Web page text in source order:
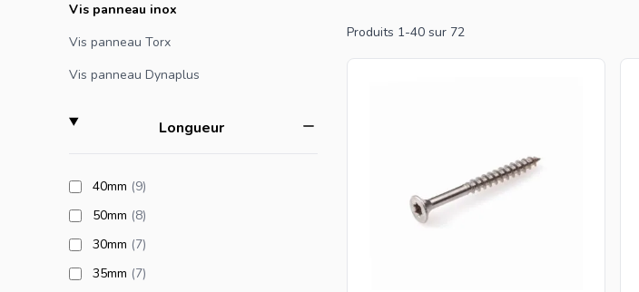
Vis panneau inox
Vis panneau Torx
Vis panneau Dynaplus
Longueurfilter
40mm (9products available
)
50mm (8products available
)
30mm (7products available
)
35mm (7products available
)
rapidement et facilement. Les prix indiqués
Produits 1-40 sur 72